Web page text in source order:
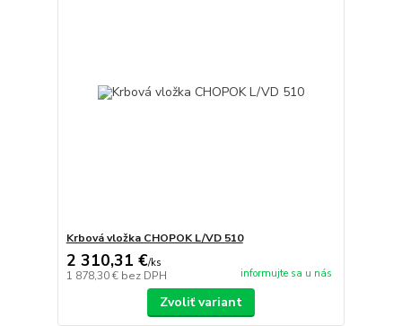
Krbová vložka CHOPOK L/VD 510
2 310,31 €/ks
1 878,30 € bez DPH informujte sa u nás
Zvoliť variant